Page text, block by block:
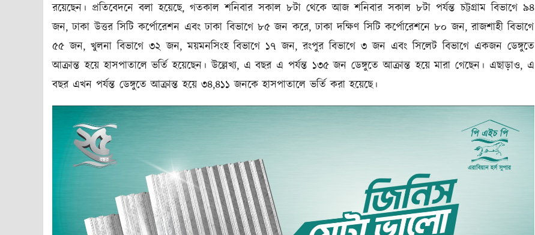
রয়েছেন। প্রতিবেদনে বলা হয়েছে, গতকাল শনিবার সকাল ৮টা থেকে আজ শনিবার সকাল ৮টা পর্যন্ত চট্টগ্রাম বিভাগে ৯৪
জন, ঢাকা উত্তর সিটি কর্পোরেশন এবং ঢাকা বিভাগে ৮৫ জন করে, ঢাকা দক্ষিণ সিটি কর্পোরেশনে ৮০ জন, রাজশাহী বিভাগে
৫৫ জন, খুলনা বিভাগে ৩২ জন, ময়মনসিংহ বিভাগে ১৭ জন, রংপুর বিভাগে ৩ জন এবং সিলেট বিভাগে একজন ডেঙ্গুতে
আক্রান্ত হয়ে হাসপাতালে ভর্তি হয়েছেন। উল্লেখ্য, এ বছর এ পর্যন্ত ১৩৫ জন ডেঙ্গুতে আক্রান্ত হয়ে মারা গেছেন। এছাড়াও, এ
বছর এখন পর্যন্ত ডেঙ্গুতে আক্রান্ত হয়ে ৩৪,৪১১ জনকে হাসপাতালে ভর্তি করা হয়েছে।